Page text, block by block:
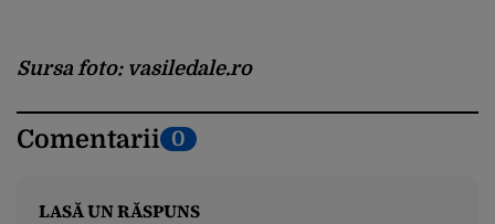
Sursa foto: vasiledale.ro
Comentarii 0
LASĂ UN RĂSPUNS